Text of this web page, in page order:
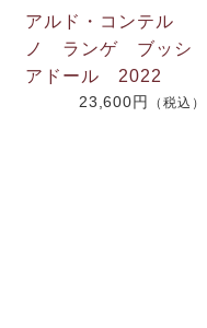
アルド・コンテル
ノ ランゲ ブッシ
アドール 2022
23,600円 （税込）